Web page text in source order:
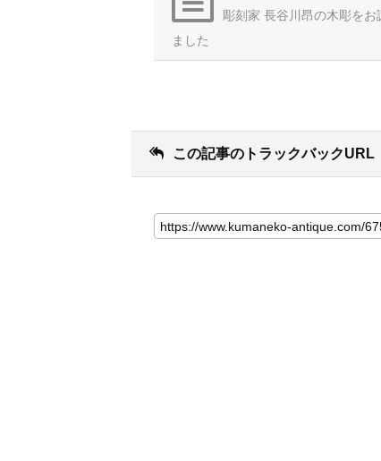
彫刻家 長谷川昂の木彫をお
ました
この記事のトラックバックURL